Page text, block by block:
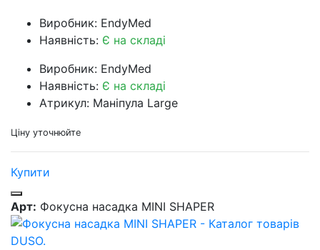
Виробник: EndyMed
Наявність: Є на складі
Виробник: EndyMed
Наявність: Є на складі
Атрикул: Маніпула Large
Ціну уточнюйте
Купити
Арт: Фокусна насадка MINI SHAPER